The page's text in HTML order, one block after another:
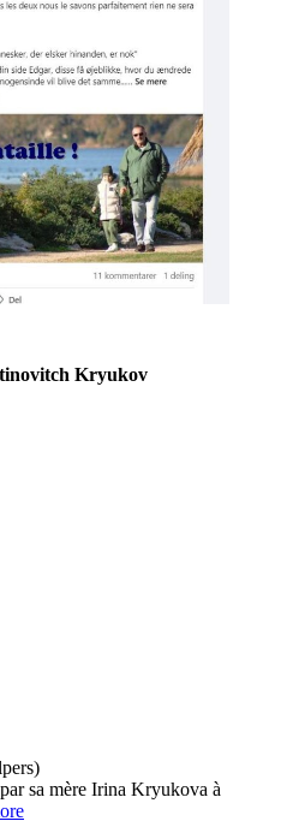
Kryukov
sa mère Irina Kryukova à